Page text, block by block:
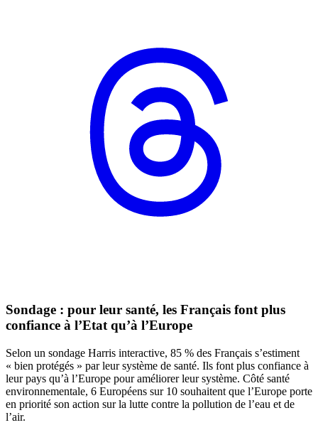
Sondage : pour leur santé, les Français font plus
confiance à l’Etat qu’à l’Europe
Selon un sondage Harris interactive, 85 % des Français s’estiment
« bien protégés » par leur système de santé. Ils font plus confiance à
leur pays qu’à l’Europe pour améliorer leur système. Côté santé
environnementale, 6 Européens sur 10 souhaitent que l’Europe porte
en priorité son action sur la lutte contre la pollution de l’eau et de
l’air.